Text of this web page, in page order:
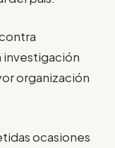
investigación
organización
ocasiones